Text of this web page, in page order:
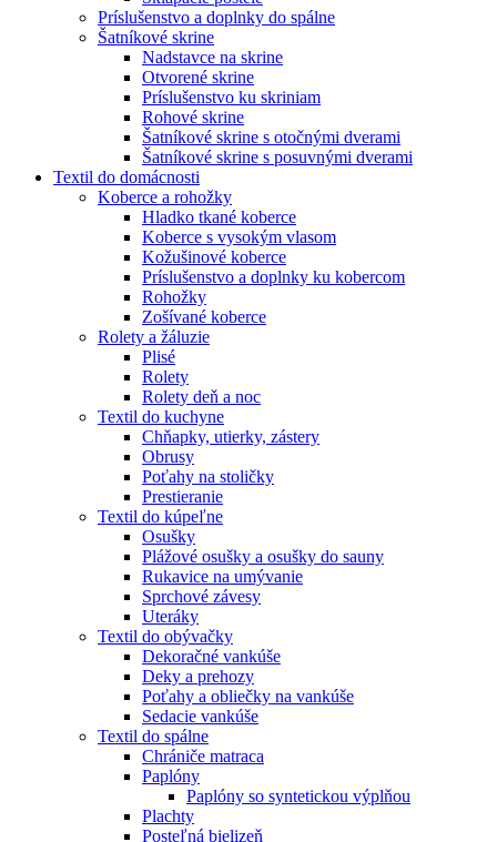
Príslušenstvo a doplnky do spálne
Šatníkové skrine
Nadstavce na skrine
Otvorené skrine
Príslušenstvo ku skriniam
Rohové skrine
Šatníkové skrine s otočnými dverami
Šatníkové skrine s posuvnými dverami
Textil do domácnosti
Koberce a rohožky
Hladko tkané koberce
Koberce s vysokým vlasom
Kožušinové koberce
Príslušenstvo a doplnky ku kobercom
Rohožky
Zošívané koberce
Rolety a žáluzie
Plisé
Rolety
Rolety deň a noc
Textil do kuchyne
Chňapky, utierky, zástery
Obrusy
Poťahy na stoličky
Prestieranie
Textil do kúpeľne
Osušky
Plážové osušky a osušky do sauny
Rukavice na umývanie
Sprchové závesy
Uteráky
Textil do obývačky
Dekoračné vankúše
Deky a prehozy
Poťahy a obliečky na vankúše
Sedacie vankúše
Textil do spálne
Chrániče matraca
Paplóny
Paplóny so syntetickou výplňou
Plachty
Posteľná bielizeň